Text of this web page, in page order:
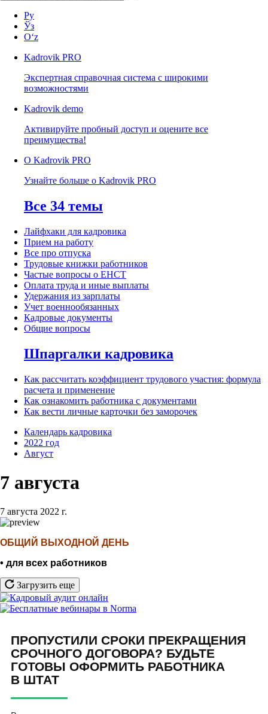
Ру
Ўз
Oʻz
Kadrovik PRO
Экспертная справочная система с широкими
возможностями
Kadrovik demo
Активируйте пробный доступ и оцените все
преимущества!
О Kadrovik PRO
Узнайте больше о Kadrovik PRO
Все 34 темы
Лайфхаки для кадровика
Прием на работу
Все про отпуска
Трудовые книжки работников
Частые вопросы о ЕНСТ
Оплата труда и иные выплаты
Удержания из зарплаты
Учет военнообязанных
Кадровые документы
Общие вопросы
Шпаргалки кадровика
Как рассчитать коэффициент трудового участия: формула
расчета и применение
Как ознакомить работника с документами
Как вести личные карточки без заморочек
Календарь кадровика
2022 год
Август
7 августа
7 августа 2022 г.
ОБЩИЙ ВЫХОДНОЙ ДЕНЬ
• для всех работников
Загрузить еще
ПРОПУСТИЛИ СРОКИ ПРЕКРАЩЕНИЯ
СРОЧНОГО ДОГОВОРА? БУДЬТЕ
ГОТОВЫ ОФОРМИТЬ РАБОТНИКА
В ШТАТ